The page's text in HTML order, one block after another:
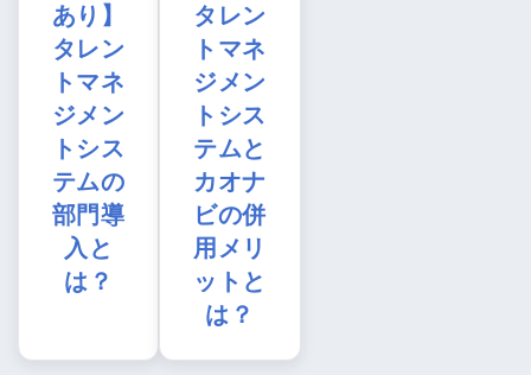
あり】
タレン
トマネ
ジメン
トシス
テムの
部門導
入と
は？
タレン
トマネ
ジメン
トシス
テムと
カオナ
ビの併
用メリ
ットと
は？